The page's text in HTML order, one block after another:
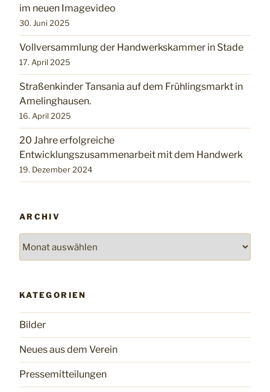
im neuen Imagevideo
30. Juni 2025
Vollversammlung der Handwerkskammer in Stade
17. April 2025
Straßenkinder Tansania auf dem Frühlingsmarkt in
Amelinghausen.
16. April 2025
20 Jahre erfolgreiche
Entwicklungszusammenarbeit mit dem Handwerk
19. Dezember 2024
ARCHIV
KATEGORIEN
Bilder
Neues aus dem Verein
Pressemitteilungen